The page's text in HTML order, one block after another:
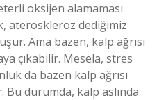
oksijen alamaması
ateroskleroz dediğimiz
Ama bazen, kalp ağrısı
çıkabilir. Mesela, stres
da bazen kalp ağrısı
durumda, kalp aslında